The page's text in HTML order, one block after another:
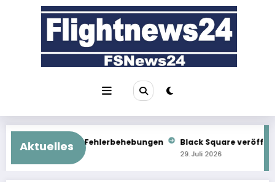
Aktuelles Black Square veröffentlicht Commander